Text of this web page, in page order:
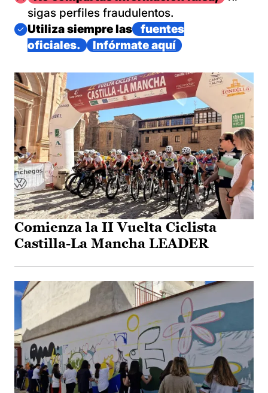
sigas perfiles fraudulentos.
Imagen
Utiliza siempre las
fuentes
oficiales.
Infórmate aquí
Comienza la II Vuelta Ciclista
Castilla-La Mancha LEADER